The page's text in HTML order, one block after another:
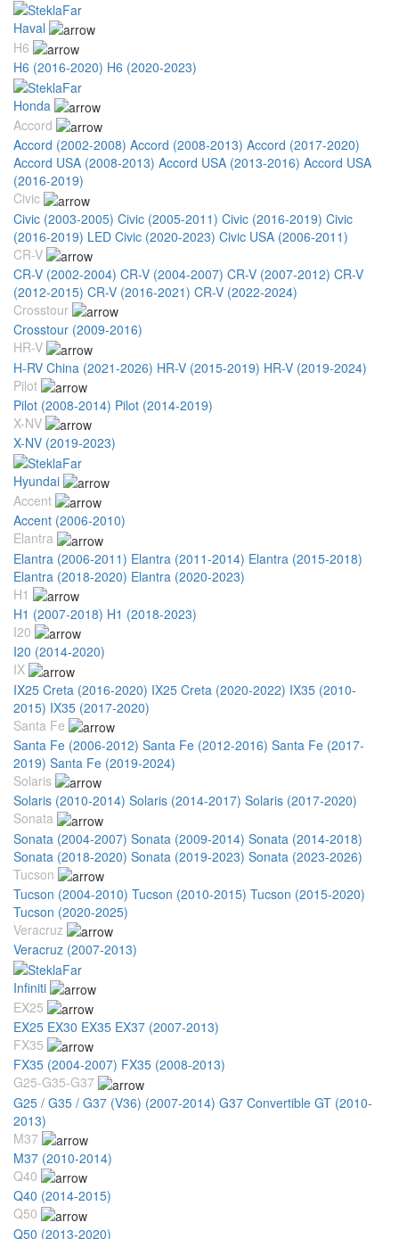
Haval
H6
H6 (2016-2020) H6 (2020-2023)
Honda
Accord
Accord (2002-2008) Accord (2008-2013) Accord (2017-2020)
Accord USA (2008-2013) Accord USA (2013-2016) Accord USA
(2016-2019)
Civic
Civic (2003-2005) Civic (2005-2011) Civic (2016-2019) Civic
(2016-2019) LED Civic (2020-2023) Civic USA (2006-2011)
CR-V
CR-V (2002-2004) CR-V (2004-2007) CR-V (2007-2012) CR-V
(2012-2015) CR-V (2016-2021) CR-V (2022-2024)
Crosstour
Crosstour (2009-2016)
HR-V
H-RV China (2021-2026) HR-V (2015-2019) HR-V (2019-2024)
Pilot
Pilot (2008-2014) Pilot (2014-2019)
X-NV
X-NV (2019-2023)
Hyundai
Accent
Accent (2006-2010)
Elantra
Elantra (2006-2011) Elantra (2011-2014) Elantra (2015-2018)
Elantra (2018-2020) Elantra (2020-2023)
H1
H1 (2007-2018) H1 (2018-2023)
I20
I20 (2014-2020)
IX
IX25 Creta (2016-2020) IX25 Creta (2020-2022) IX35 (2010-
2015) IX35 (2017-2020)
Santa Fe
Santa Fe (2006-2012) Santa Fe (2012-2016) Santa Fe (2017-
2019) Santa Fe (2019-2024)
Solaris
Solaris (2010-2014) Solaris (2014-2017) Solaris (2017-2020)
Sonata
Sonata (2004-2007) Sonata (2009-2014) Sonata (2014-2018)
Sonata (2018-2020) Sonata (2019-2023) Sonata (2023-2026)
Tucson
Tucson (2004-2010) Tucson (2010-2015) Tucson (2015-2020)
Tucson (2020-2025)
Veracruz
Veracruz (2007-2013)
Infiniti
EX25
EX25 EX30 EX35 EX37 (2007-2013)
FX35
FX35 (2004-2007) FX35 (2008-2013)
G25-G35-G37
G25 / G35 / G37 (V36) (2007-2014) G37 Convertible GT (2010-
2013)
M37
M37 (2010-2014)
Q40
Q40 (2014-2015)
Q50
Q50 (2013-2020)